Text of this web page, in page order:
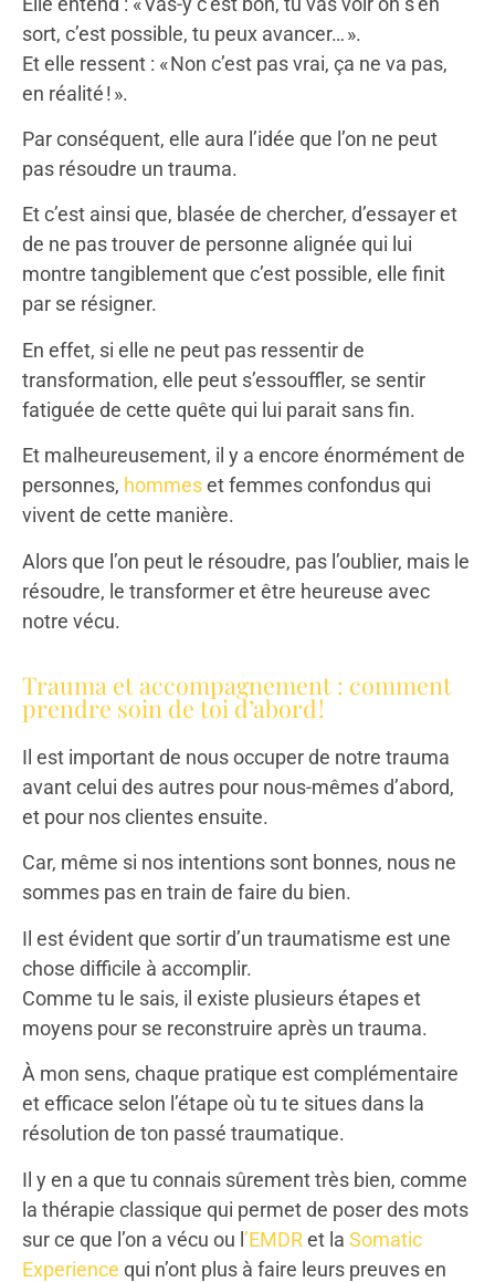
sort, c’est possible, tu peux avancer… ».
Et elle ressent : « Non c’est pas vrai, ça ne va pas,
en réalité ! ».
Par conséquent, elle aura l’idée que l’on ne peut
pas résoudre un trauma.
Et c’est ainsi que, blasée de chercher, d’essayer et
de ne pas trouver de personne alignée qui lui
montre tangiblement que c’est possible, elle finit
par se résigner.
En effet, si elle ne peut pas ressentir de
transformation, elle peut s’essouffler, se sentir
fatiguée de cette quête qui lui parait sans fin.
Et malheureusement, il y a encore énormément de
personnes, hommeset femmes confondus qui
vivent de cette manière.
Alors que l’on peut le résoudre, pas l’oublier, mais le
résoudre, le transformer et être heureuse avec
notre vécu.
Trauma et accompagnement : comment
prendre soin de toi d’abord !
Il est important de nous occuper de notre trauma
avant celui des autres pour nous-mêmes d’abord,
et pour nos clientes ensuite.
Car, même si nos intentions sont bonnes, nous ne
sommes pas en train de faire du bien.
Il est évident que sortir d’un traumatisme est une
chose difficile à accomplir.
Comme tu le sais, il existe plusieurs étapes et
moyens pour se reconstruire après un trauma.
À mon sens, chaque pratique est complémentaire
et efficace selon l’étape où tu te situes dans la
résolution de ton passé traumatique.
Il y en a que tu connais sûrement très bien, comme
la thérapie classique qui permet de poser des mots
sur ce que l’on a vécu ou l’EMDRet la Somatic
Experience qui n’ont plus à faire leurs preuves en